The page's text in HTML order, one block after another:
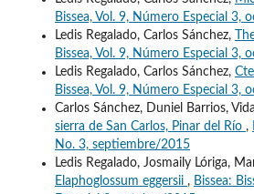
Bissea, Vol. 9, Número Especial 3,
Ledis Regalado, Carlos Sánchez,
Bissea, Vol. 9, Número Especial 3,
Ledis Regalado, Carlos Sánchez,
Bissea, Vol. 9, Número Especial 3,
Carlos Sánchez, Duniel Barrios,
sierra de San Carlos, Pinar del Río ,
No. 3, septiembre/2015
Ledis Regalado, Josmaily Lóriga,
Elaphoglossum eggersii , Bissea: